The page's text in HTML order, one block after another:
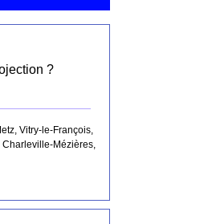
?
Vitry-le-François,
Charleville-Mézières,